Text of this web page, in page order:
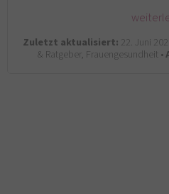
Zuletzt aktualisiert: 22. Juni
& Ratgeber, Frauengesundheit •